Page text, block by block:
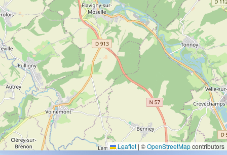
Leaflet | ©OpenStreetMapcontributors